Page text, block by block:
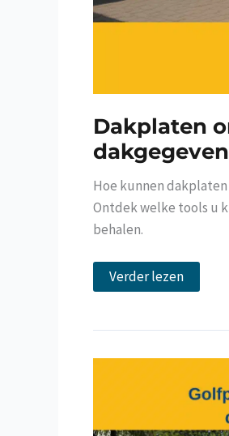
Dakplaten
Hoe kunnen
Ontdek welke tools u
behalen.
Dakplaten
ontwerpen
dakgegevens
meer
Verder lezen